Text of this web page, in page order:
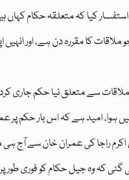
کیا کہ متعلقہ حکام کہاں
ملاقات کا مقررہ دن ہے، اور
سے متعلق نیا حکم جاری
امید ہے کہ اس بار حکم پر
راجا کی عمران خان سے آج ہی
گئی کہ وہ جیل حکام کو فوری طور